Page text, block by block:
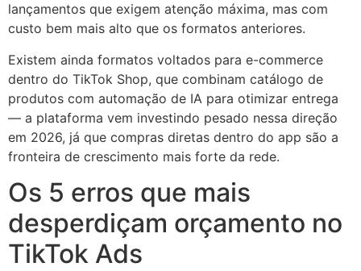
lançamentos que exigem atenção máxima, mas com
custo bem mais alto que os formatos anteriores.
Existem ainda formatos voltados para e-commerce
dentro do TikTok Shop, que combinam catálogo de
produtos com automação de IA para otimizar entrega
— a plataforma vem investindo pesado nessa direção
em 2026, já que compras diretas dentro do app são a
fronteira de crescimento mais forte da rede.
Os 5 erros que mais
desperdiçam orçamento no
TikTok Ads